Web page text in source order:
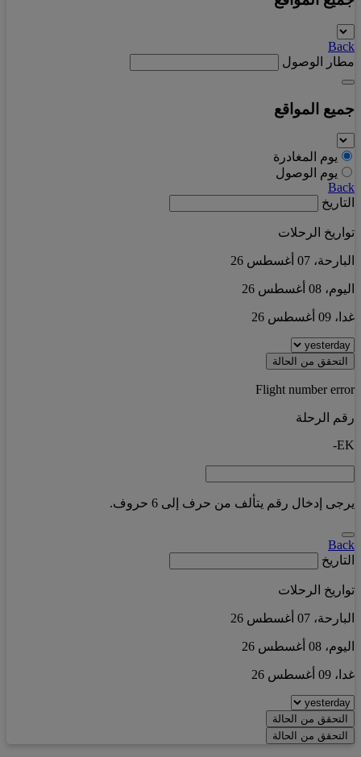
Back
مطار الوصول
جميع المواقع
يوم المغادرة
يوم الوصول
Back
التاريخ
تواريخ الرحلات
البارحة، 07 أغسطس 26
اليوم، 08 أغسطس 26
غدا، 09 أغسطس 26
التحقق من الحالة
Flight number error
رقم الرحلة
EK-
يرجى إدخال رقم يتألف من حرف إلى 6 حروف.
Back
التاريخ
تواريخ الرحلات
البارحة، 07 أغسطس 26
اليوم، 08 أغسطس 26
غدا، 09 أغسطس 26
التحقق من الحالة
التحقق من الحالة